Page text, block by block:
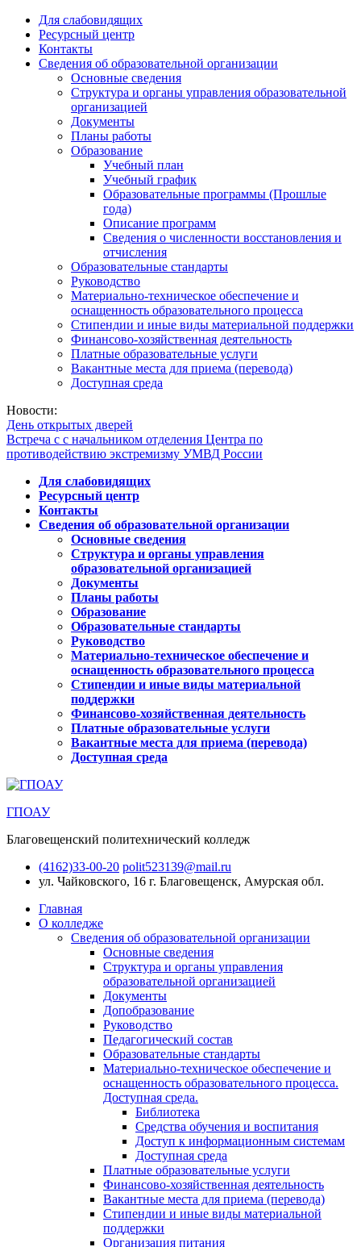
Для слабовидящих
Ресурсный центр
Контакты
Сведения об образовательной организации
Основные сведения
Структура и органы управления образовательной
организацией
Документы
Планы работы
Образование
Учебный план
Учебный график
Образовательные программы (Прошлые
года)
Описание программ
Сведения о численности восстановления и
отчисления
Образовательные стандарты
Руководство
Материально-техническое обеспечение и
оснащенность образовательного процесса
Стипендии и иные виды материальной поддержки
Финансово-хозяйственная деятельность
Платные образовательные услуги
Вакантные места для приема (перевода)
Доступная среда
Новости:
День открытых дверей
Встреча с с начальником отделения Центра по
противодействию экстремизму УМВД России
Для слабовидящих
Ресурсный центр
Контакты
Сведения об образовательной организации
Основные сведения
Структура и органы управления
образовательной организацией
Документы
Планы работы
Образование
Образовательные стандарты
Руководство
Материально-техническое обеспечение и
оснащенность образовательного процесса
Стипендии и иные виды материальной
поддержки
Финансово-хозяйственная деятельность
Платные образовательные услуги
Вакантные места для приема (перевода)
Доступная среда
ГПОАУ
Благовещенский политехнический колледж
(4162)33-00-20 polit523139@mail.ru
ул. Чайковского, 16 г. Благовещенск, Амурская обл.
Главная
О колледже
Сведения об образовательной организации
Основные сведения
Структура и органы управления
образовательной организацией
Документы
Допобразование
Руководство
Педагогический состав
Образовательные стандарты
Материально-техническое обеспечение и
оснащенность образовательного процесса.
Доступная среда.
Библиотека
Средства обучения и воспитания
Доступ к информационным системам
Доступная среда
Платные образовательные услуги
Финансово-хозяйственная деятельность
Вакантные места для приема (перевода)
Стипендии и иные виды материальной
поддержки
Организация питания